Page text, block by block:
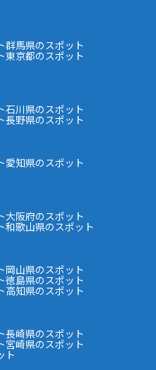
群馬県のスポット
東京都のスポット
石川県のスポット
長野県のスポット
愛知県のスポット
大阪府のスポット
和歌山県のスポット
岡山県のスポット
徳島県のスポット
高知県のスポット
長崎県のスポット
宮崎県のスポット
ト